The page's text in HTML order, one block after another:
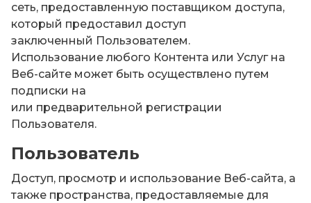
сеть, предоставленную поставщиком доступа,
который предоставил доступ
заключенный Пользователем.
Использование любого Контента или Услуг на
Веб-сайте может быть осуществлено путем
подписки на
или предварительной регистрации
Пользователя.
Пользователь
Доступ, просмотр и использование Веб-сайта, а
также пространства, предоставляемые для